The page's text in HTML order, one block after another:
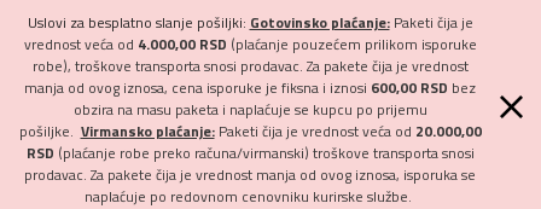
Uslovi za besplatno slanje pošiljki: Gotovinsko plaćanje:Paketi čija je
vrednost veća od 4.000,00 RSD (plaćanje pouzećem prilikom isporuke
robe), troškove transporta snosi prodavac. Za pakete čija je vrednost
manja od ovog iznosa, cena isporuke je fiksna i iznosi 600,00 RSD bez
obzira na masu paketa i naplaćuje se kupcu po prijemu
pošiljke. Virmansko plaćanje:Paketi čija je vrednost veća od 20.000,00
RSD (plaćanje robe preko računa/virmanski) troškove transporta snosi
prodavac. Za pakete čija je vrednost manja od ovog iznosa, isporuka se
naplaćuje po redovnom cenovniku kurirske službe.